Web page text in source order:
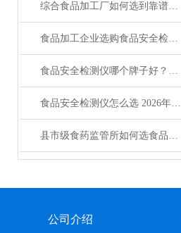
综合食品加工厂如何选到靠谱的食品安全检测仪
食品加工企业选购食品安全检测仪怎么选才靠谱
食品安全检测仪哪个牌子好？选购指南来了
食品安全检测仪怎么选 2026年口碑型号对比与采购指南
县市级食药监管所如何选食品安全检测仪
公司介绍